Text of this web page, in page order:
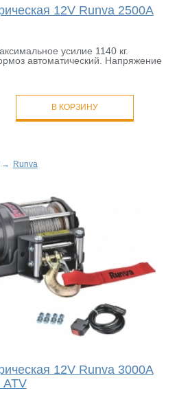
12V Runva 2500A
усилие 1140 кг.
автоматический. Напряжение
В КОРЗИНУ
→ Runva
12V Runva 3000A
ATV